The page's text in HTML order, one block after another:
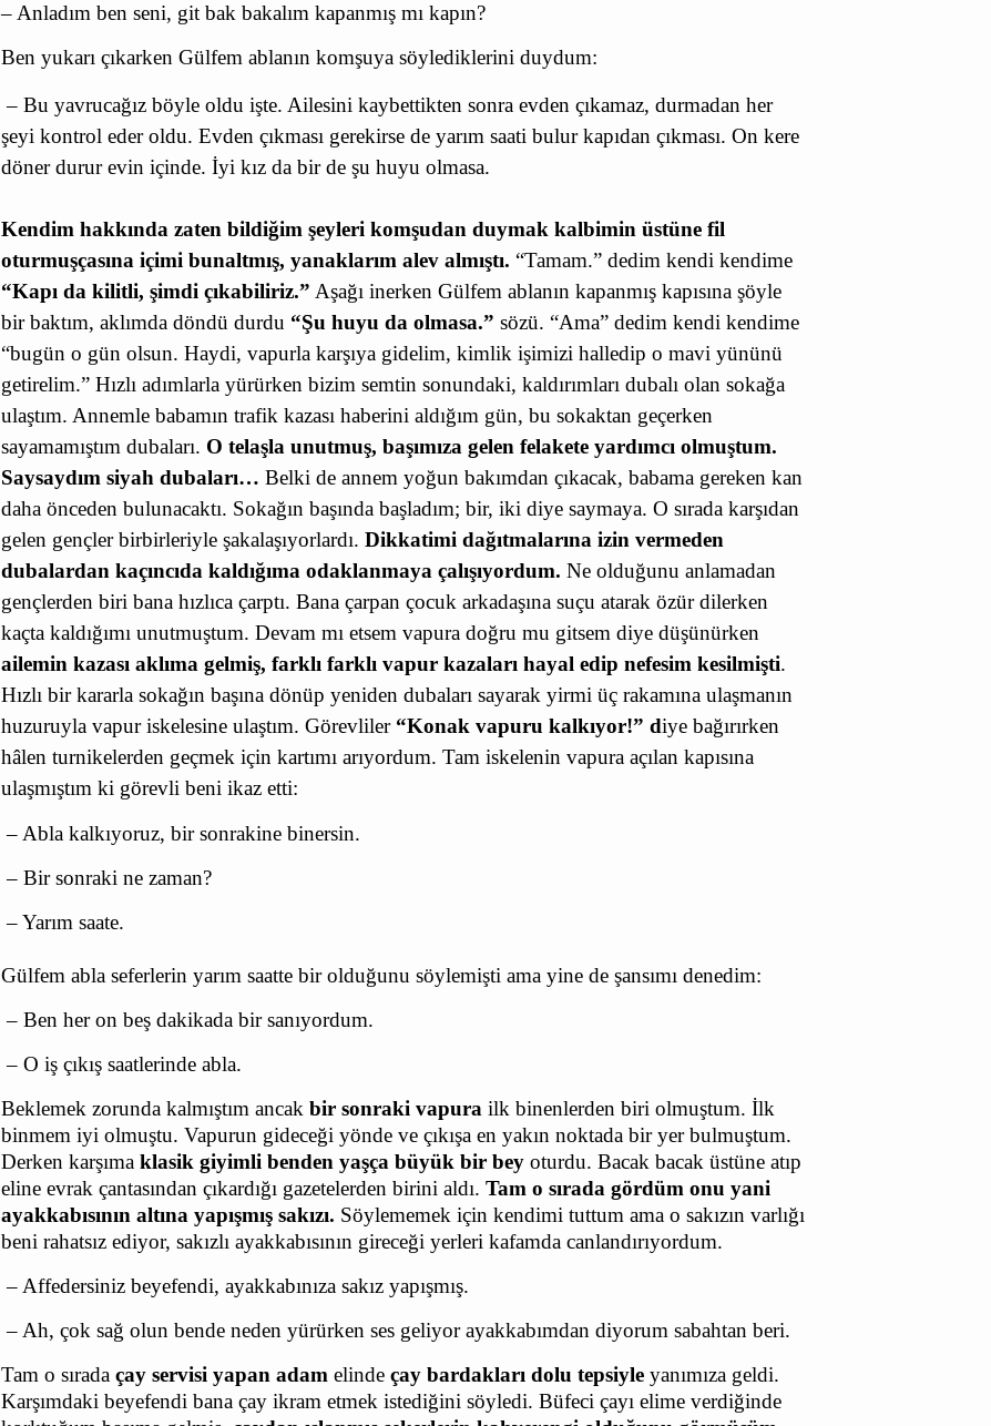
– Anladım ben seni, git bak bakalım kapanmış mı kapın?
Ben yukarı çıkarken Gülfem ablanın komşuya söylediklerini duydum:
– Bu yavrucağız böyle oldu işte. Ailesini kaybettikten sonra evden çıkamaz, durmadan her
şeyi kontrol eder oldu. Evden çıkması gerekirse de yarım saati bulur kapıdan çıkması. On kere
döner durur evin içinde. İyi kız da bir de şu huyu olmasa.
Kendim hakkında zaten bildiğim şeyleri komşudan duymak kalbimin üstüne fil
oturmuşçasına içimi bunaltmış, yanaklarım alev almıştı. “Tamam.” dedim kendi kendime
“Kapı da kilitli, şimdi çıkabiliriz.” Aşağı inerken Gülfem ablanın kapanmış kapısına şöyle
bir baktım, aklımda döndü durdu “Şu huyu da olmasa.” sözü. “Ama” dedim kendi kendime
“bugün o gün olsun. Haydi, vapurla karşıya gidelim, kimlik işimizi halledip o mavi yününü
getirelim.” Hızlı adımlarla yürürken bizim semtin sonundaki, kaldırımları dubalı olan sokağa
ulaştım. Annemle babamın trafik kazası haberini aldığım gün, bu sokaktan geçerken
sayamamıştım dubaları. O telaşla unutmuş, başımıza gelen felakete yardımcı olmuştum.
Saysaydım siyah dubaları… Belki de annem yoğun bakımdan çıkacak, babama gereken kan
daha önceden bulunacaktı. Sokağın başında başladım; bir, iki diye saymaya. O sırada karşıdan
gelen gençler birbirleriyle şakalaşıyorlardı. Dikkatimi dağıtmalarına izin vermeden
dubalardan kaçıncıda kaldığıma odaklanmaya çalışıyordum. Ne olduğunu anlamadan
gençlerden biri bana hızlıca çarptı. Bana çarpan çocuk arkadaşına suçu atarak özür dilerken
kaçta kaldığımı unutmuştum. Devam mı etsem vapura doğru mu gitsem diye düşünürken
ailemin kazası aklıma gelmiş, farklı farklı vapur kazaları hayal edip nefesim kesilmişti.
Hızlı bir kararla sokağın başına dönüp yeniden dubaları sayarak yirmi üç rakamına ulaşmanın
huzuruyla vapur iskelesine ulaştım. Görevliler “Konak vapuru kalkıyor!” diye bağırırken
hâlen turnikelerden geçmek için kartımı arıyordum. Tam iskelenin vapura açılan kapısına
ulaşmıştım ki görevli beni ikaz etti:
– Abla kalkıyoruz, bir sonrakine binersin.
– Bir sonraki ne zaman?
– Yarım saate.
Gülfem abla seferlerin yarım saatte bir olduğunu söylemişti ama yine de şansımı denedim:
– Ben her on beş dakikada bir sanıyordum.
– O iş çıkış saatlerinde abla.
Beklemek zorunda kalmıştım ancak bir sonraki vapura ilk binenlerden biri olmuştum. İlk
binmem iyi olmuştu. Vapurun gideceği yönde ve çıkışa en yakın noktada bir yer bulmuştum.
Derken karşıma klasik giyimli benden yaşça büyük bir bey oturdu. Bacak bacak üstüne atıp
eline evrak çantasından çıkardığı gazetelerden birini aldı. Tam o sırada gördüm onu yani
ayakkabısının altına yapışmış sakızı. Söylememek için kendimi tuttum ama o sakızın varlığı
beni rahatsız ediyor, sakızlı ayakkabısının gireceği yerleri kafamda canlandırıyordum.
– Affedersiniz beyefendi, ayakkabınıza sakız yapışmış.
– Ah, çok sağ olun bende neden yürürken ses geliyor ayakkabımdan diyorum sabahtan beri.
Tam o sırada çay servisi yapan adam elinde çay bardakları dolu tepsiyle yanımıza geldi.
Karşımdaki beyefendi bana çay ikram etmek istediğini söyledi. Büfeci çayı elime verdiğinde